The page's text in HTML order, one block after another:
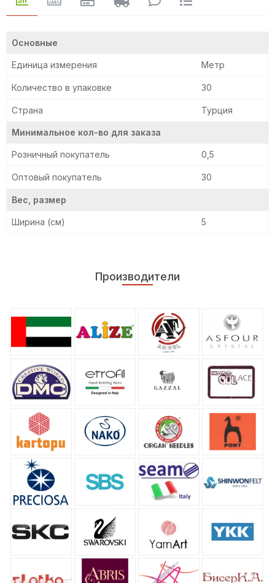
Основные
Единица измерения Метр
Количество в упаковке 30
Страна Турция
Минимальное кол-во для заказа
Розничный покупатель 0,5
Оптовый покупатель 30
Вес, размер
Ширина (см) 5
Производители